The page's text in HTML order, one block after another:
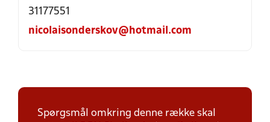
31177551
nicolaisonderskov@hotmail.com
Spørgsmål omkring denne række skal